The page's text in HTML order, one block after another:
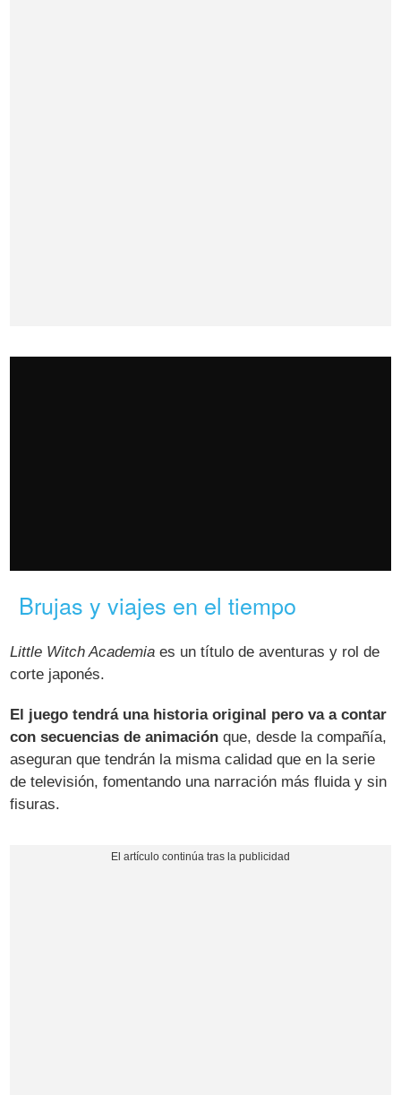
Brujas y viajes en el tiempo
Little Witch Academia es un título de aventuras y rol de
corte japonés.
El juego tendrá una historia original pero va a contar
con secuencias de animación que, desde la compañía,
aseguran que tendrán la misma calidad que en la serie
de televisión, fomentando una narración más fluida y sin
fisuras.